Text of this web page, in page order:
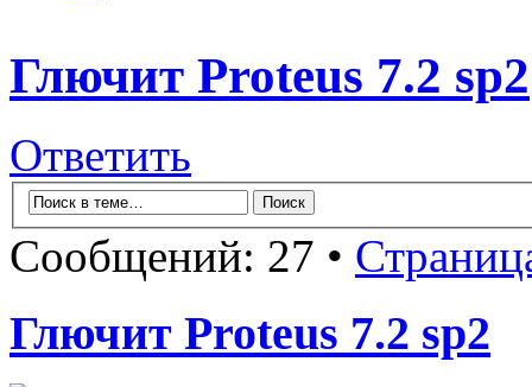
Глючит Proteus 7.2 sp2
Ответить
Сообщений: 27 •
Глючит Proteus 7.2 sp2